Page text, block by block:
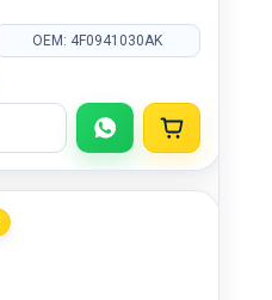
OEM: 4F0941030AK